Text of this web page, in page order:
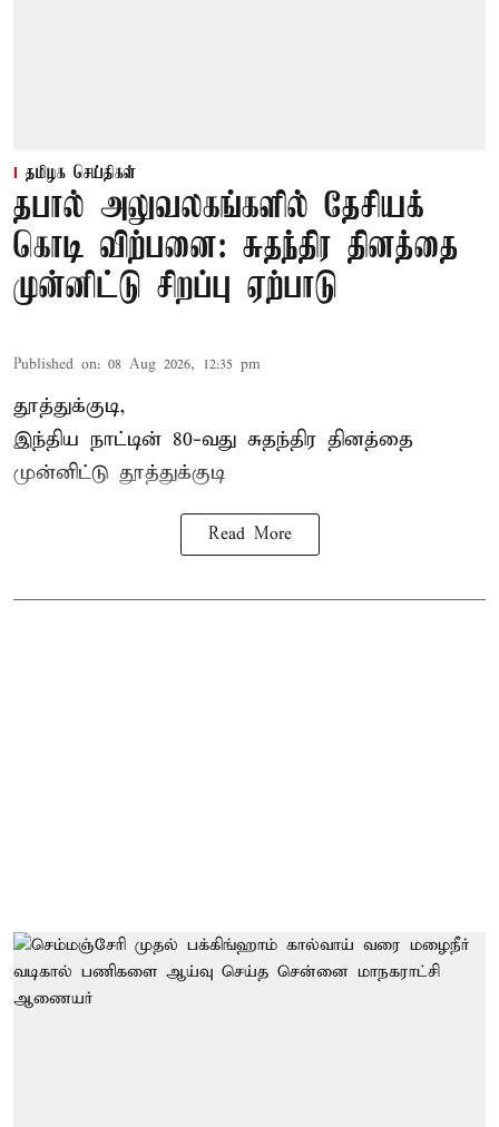
தமிழக செய்திகள்
தபால் அலுவலகங்களில் தேசியக்
கொடி விற்பனை: சுதந்திர தினத்தை
முன்னிட்டு சிறப்பு ஏற்பாடு
Published on: 08 Aug 2026, 12:35 pm
தூத்துக்குடி,
இந்திய நாட்டின் 80-வது சுதந்திர தினத்தை
முன்னிட்டு தூத்துக்குடி
Read More